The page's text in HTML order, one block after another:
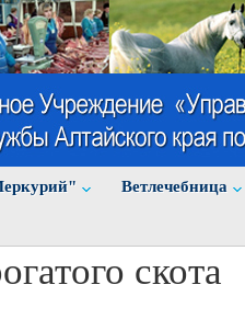
Ветлечебница
скота